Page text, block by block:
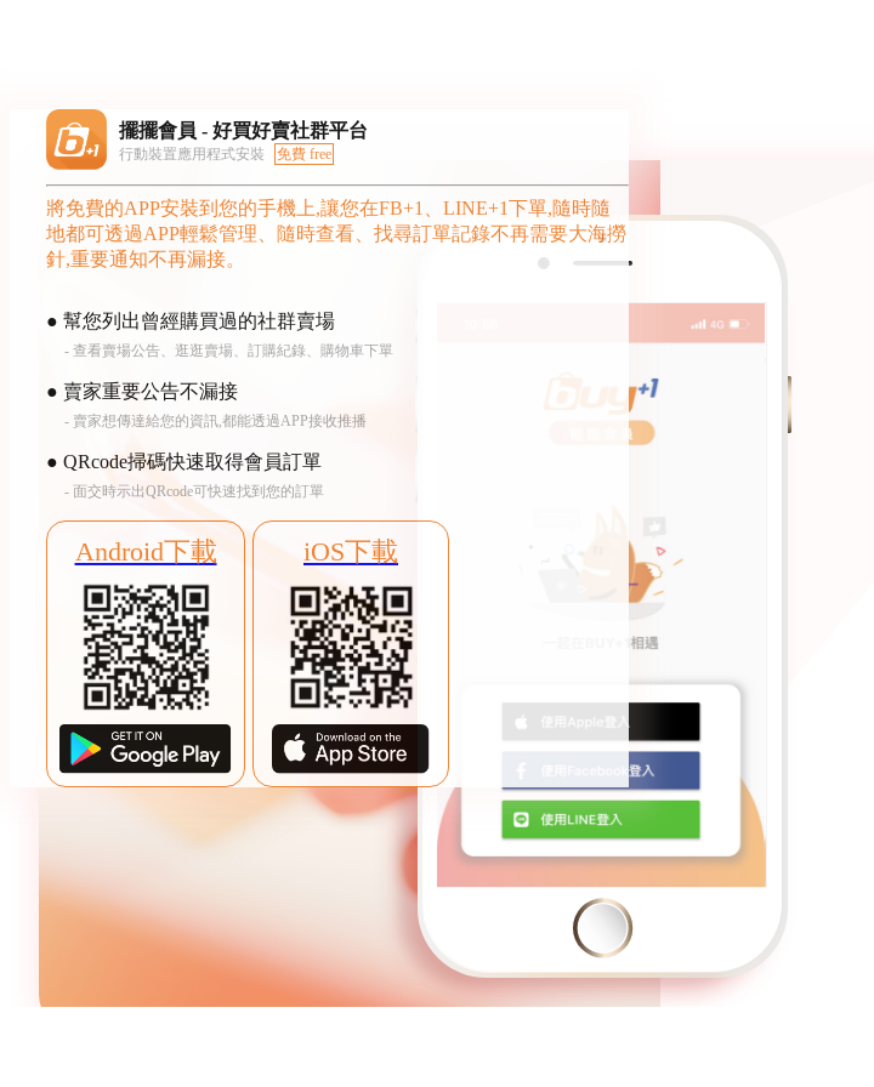
擺擺會員 - 好買好賣社群平台
行動裝置應用程式安裝 免費 free
將免費的APP安裝到您的手機上,讓您在FB+1、LINE+1下單,隨時隨
地都可透過APP輕鬆管理、隨時查看、找尋訂單記錄不再需要大海撈
針,重要通知不再漏接。
● 幫您列出曾經購買過的社群賣場
- 查看賣場公告、逛逛賣場、訂購紀錄、購物車下單
● 賣家重要公告不漏接
- 賣家想傳達給您的資訊,都能透過APP接收推播
● QRcode掃碼快速取得會員訂單
- 面交時示出QRcode可快速找到您的訂單
Android下載 iOS下載